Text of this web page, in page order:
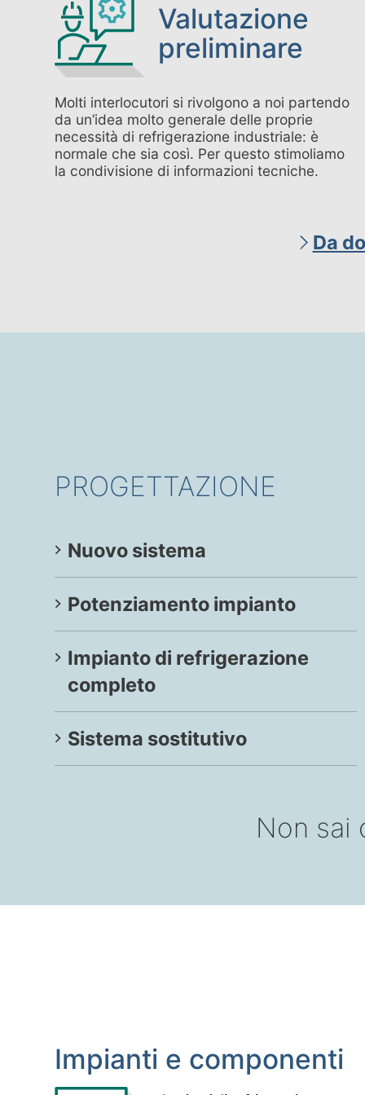
Valutazione
preliminare
Molti interlocutori si rivolgono a noi partendo
da un’idea molto generale delle proprie
necessità di refrigerazione industriale: è
normale che sia così. Per questo stimoliamo
la condivisione di informazioni tecniche.
Da
PROGETTAZIONE
Nuovo sistema
Potenziamento impianto
Impianto di refrigerazione
completo
Sistema sostitutivo
Non sai
Impianti e componenti